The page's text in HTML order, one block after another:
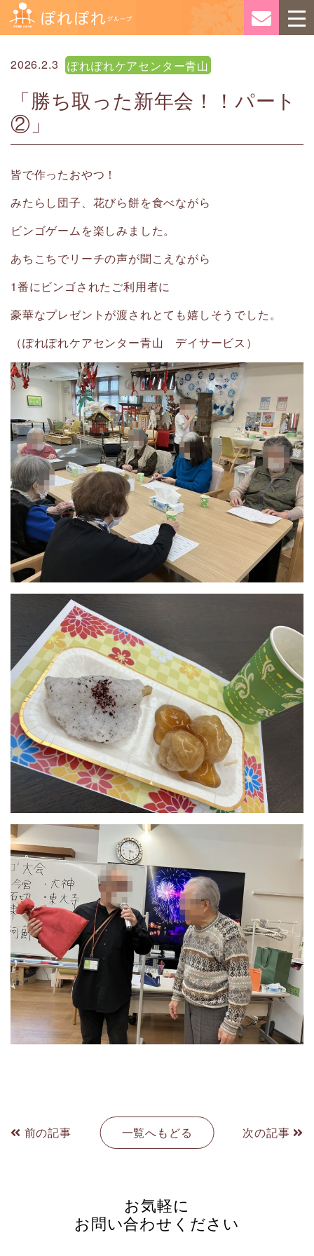
2026.2.3 ぽれぽれケアセンター青山
「勝ち取った新年会！！パート
②」
皆で作ったおやつ！
みたらし団子、花びら餅を食べながら
ビンゴゲームを楽しみました。
あちこちでリーチの声が聞こえながら
1番にビンゴされたご利用者に
豪華なプレゼントが渡されとても嬉しそうでした。
（ぽれぽれケアセンター青山 デイサービス）
前の記事 一覧へもどる 次の記事
お気軽に
お問い合わせください